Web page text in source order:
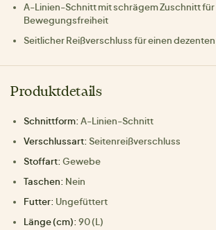
A-Linien-Schnitt mit schrägem Zuschnitt für
Bewegungsfreiheit
Seitlicher Reißverschluss für einen
Produktdetails
Schnittform: A-Linien-Schnitt
Verschlussart: Seitenreißverschluss
Stoffart: Gewebe
Taschen: Nein
Futter: Ungefüttert
Länge (cm): 90 (L)